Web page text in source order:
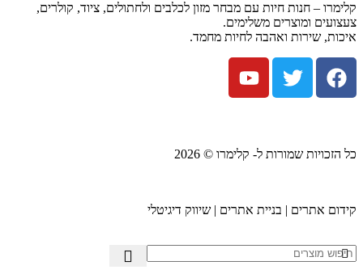
קלימרו – חנות חיות עם מבחר מזון לכלבים ולחתולים, ציוד, קולרים,
צעצועים ומוצרים משלימים.
איכות, שירות ואהבה לחיות מחמד.
כל הזכויות שמורות ל- קלימרו © 2026
קידום אתרים | בניית אתרים | שיווק דיגיטלי